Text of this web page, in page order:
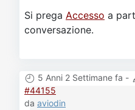
Si prega Accesso a
conversazione.
5 Anni 2 Settimane fa -
#44155
da aviodin